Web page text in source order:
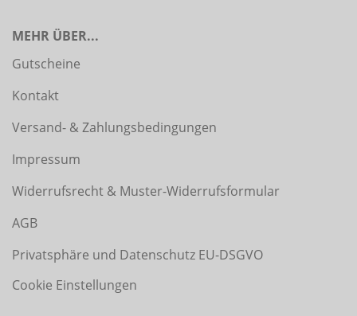
MEHR ÜBER...
Gutscheine
Kontakt
Versand- & Zahlungsbedingungen
Impressum
Widerrufsrecht & Muster-Widerrufsformular
AGB
Privatsphäre und Datenschutz EU-DSGVO
Cookie Einstellungen